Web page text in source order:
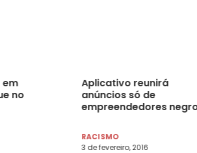
em
no
Aplicativo reunirá
anúncios só de
empreendedores
RACISMO
3 de fevereiro, 2016